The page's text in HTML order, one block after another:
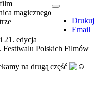
Drukuj
Email
magicznego
21. edycja
Festiwalu Polskich Filmów
na drugą część